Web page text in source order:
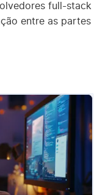
full-stack
entre as partes